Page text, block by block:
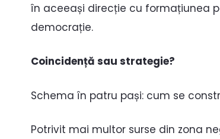
în aceeași direcție cu formațiunea
democrație.
Coincidență sau strategie?
Schema în patru pași: cum se
Potrivit mai multor surse din zona